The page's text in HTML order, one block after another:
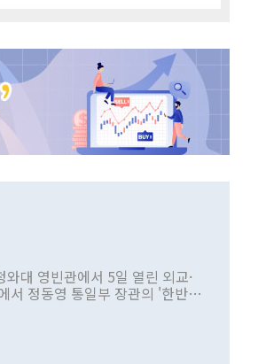
대 영빈관에서 5일 열린 외교·
서 정동영 통일부 장관의 '한반도
안을 정책으로 추진하겠다고 공